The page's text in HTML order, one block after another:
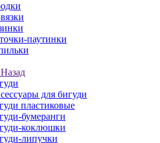
паутинки
Назад
для бигуди
пластиковые
бумеранги
коклюшки
липучки